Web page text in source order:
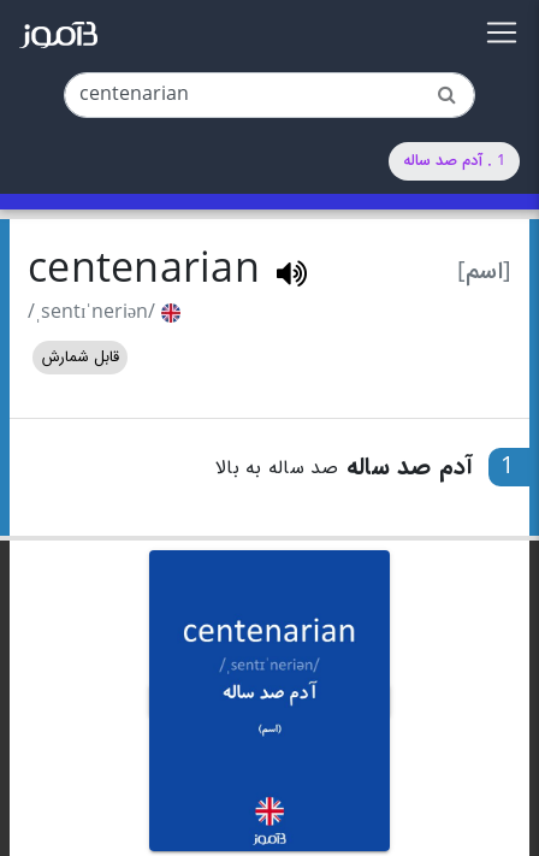
1 . آدم صد ساله
[اسم] centenarian
/ˌsentɪˈneriən/
قابل شمارش
1 آدم صد ساله صد ساله به بالا